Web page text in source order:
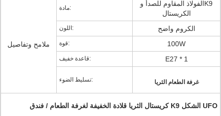
ملامح وتفاصيل
مادة:
الفولاذ المقاوم للصدأ وK9
الكريستال
اللون: الكروم واضح
قوة: 100W
قاعدة خفيف: E27 * 1
تسليط الضوء: غرفة الطعام الثريا
UFO الشكل K9 كريستال الثريا قلادة الخفيفة لغرفة الطعام / فندق